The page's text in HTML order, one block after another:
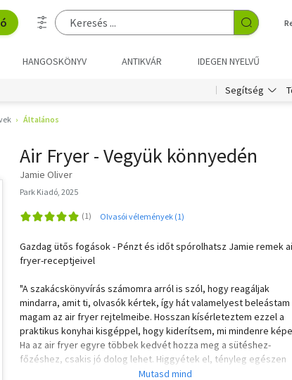
HANGOSKÖNYV ANTIKVÁR IDEGEN NYELVŰ
Segítség
Általános
Air Fryer - Vegyük könnyedén
Jamie Oliver
Park Kiadó, 2025
Olvasói vélemények (1)
Gazdag ütős fogások - Pénzt és időt spórolhatsz Jamie remek
fryer-receptjeivel
"A szakácskönyvírás számomra arról is szól, hogy reagáljak
mindarra, amit ti, olvasók kértek, így hát valamelyest beleástam
magam az air fryer rejtelmeibe. Hosszan kísérleteztem ezzel a
praktikus konyhai kisgéppel, hogy kiderítsem, mi mindenre
Ha az air fryer egyre többek kedvét hozza meg a sütéshez-
főzéshez, csakis jó dolog lehet. Higgyétek el, tényleg egészen